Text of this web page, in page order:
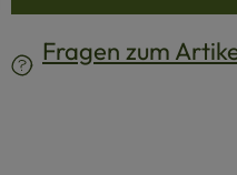
Fragen zum